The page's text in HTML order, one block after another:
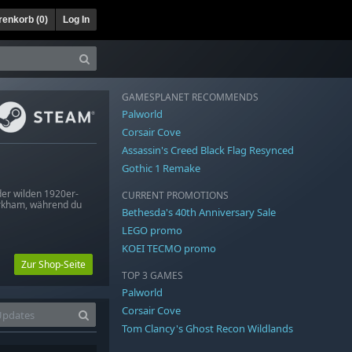
(0) Log In
wilden 1920er-
während du
Zur Shop-Seite
GAMESPLANET RECOMMENDS
Palworld
Corsair Cove
Assassin's Creed Black Flag Resynced
Gothic 1 Remake
CURRENT PROMOTIONS
Bethesda's 40th Anniversary Sale
LEGO promo
KOEI TECMO promo
TOP 3 GAMES
Palworld
Corsair Cove
Tom Clancy's Ghost Recon Wildlands